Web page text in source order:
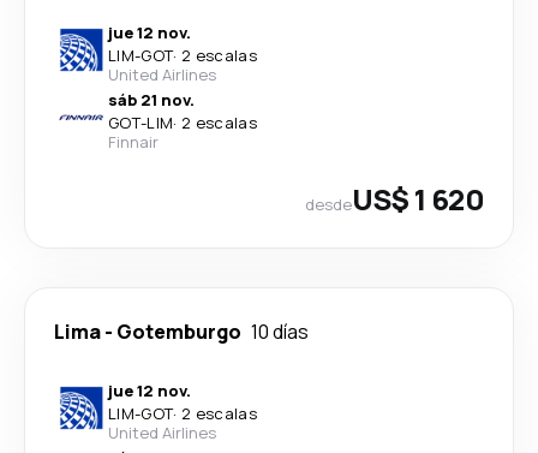
jue 12 nov.
LIM-GOT· 2 escalas
United Airlines
sáb 21 nov.
GOT-LIM· 2 escalas
Finnair
desdeUS$ 1 620
Lima- Gotemburgo 10 días
jue 12 nov.
LIM-GOT· 2 escalas
United Airlines